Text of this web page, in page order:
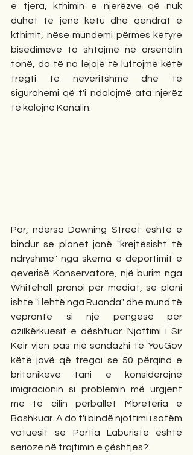
e tjera, kthimin e njerëzve që nuk
duhet të jenë këtu dhe qendrat e
kthimit, nëse mundemi përmes këtyre
bisedimeve ta shtojmë në arsenalin
tonë, do të na lejojë të luftojmë këtë
tregti të neveritshme dhe të
sigurohemi që t'i ndalojmë ata njerëz
të kalojnë Kanalin.
Por, ndërsa Downing Street është e
bindur se planet janë "krejtësisht të
ndryshme" nga skema e deportimit e
qeverisë Konservatore, një burim nga
Whitehall pranoi për mediat, se plani
ishte "i lehtë nga Ruanda" dhe mund të
vepronte si një pengesë për
azilkërkuesit e dështuar. Njoftimi i Sir
Keir vjen pas një sondazhi të YouGov
këtë javë që tregoi se 50 përqind e
britanikëve tani e konsiderojnë
imigracionin si problemin më urgjent
me të cilin përballet Mbretëria e
Bashkuar. A do t'i bindë njoftimi i sotëm
votuesit se Partia Laburiste është
serioze në trajtimin e çështjes?